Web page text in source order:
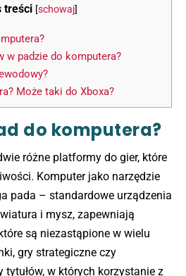
treści [schowaj]
w padzie do komputera?
Może taki do Xboxa?
do komputera?
różne platformy do gier, które
Komputer jako narzędzie
pada – standardowe urządzenia
i mysz, zapewniają
są niezastąpione w wielu
gry strategiczne czy
tytułów, w których korzystanie z